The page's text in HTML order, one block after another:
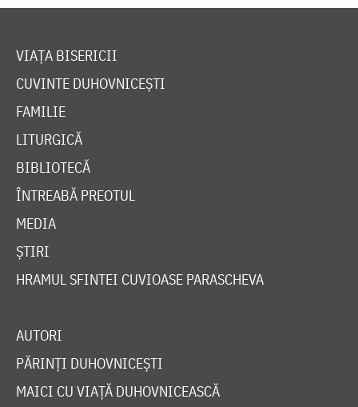
VIAȚA BISERICII
CUVINTE DUHOVNICEȘTI
FAMILIE
LITURGICĂ
BIBLIOTECĂ
ÎNTREABĂ PREOTUL
MEDIA
ȘTIRI
HRAMUL SFINTEI CUVIOASE PARASCHEVA
AUTORI
PĂRINȚI DUHOVNICEȘTI
MAICI CU VIAȚĂ DUHOVNICEASCĂ